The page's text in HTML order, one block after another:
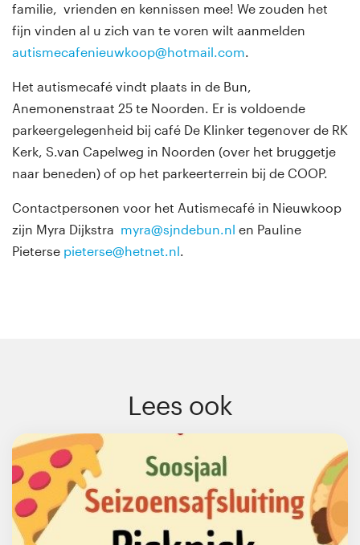
familie, vrienden en kennissen mee! We zouden het
fijn vinden al u zich van te voren wilt aanmelden
autismecafenieuwkoop@hotmail.com.
Het autismecafé vindt plaats in de Bun,
Anemonenstraat 25 te Noorden. Er is voldoende
parkeergelegenheid bij café De Klinker tegenover de RK
Kerk, S.van Capelweg in Noorden (over het bruggetje
naar beneden) of op het parkeerterrein bij de COOP.
Contactpersonen voor het Autismecafé in Nieuwkoop
zijn Myra Dijkstra myra@sjndebun.nl en Pauline
Pieterse pieterse@hetnet.nl.
Lees ook